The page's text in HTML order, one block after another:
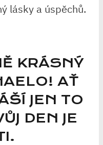
lásky a úspěchů.
KRÁSNÝ
AŤ
JEN TO
DEN JE